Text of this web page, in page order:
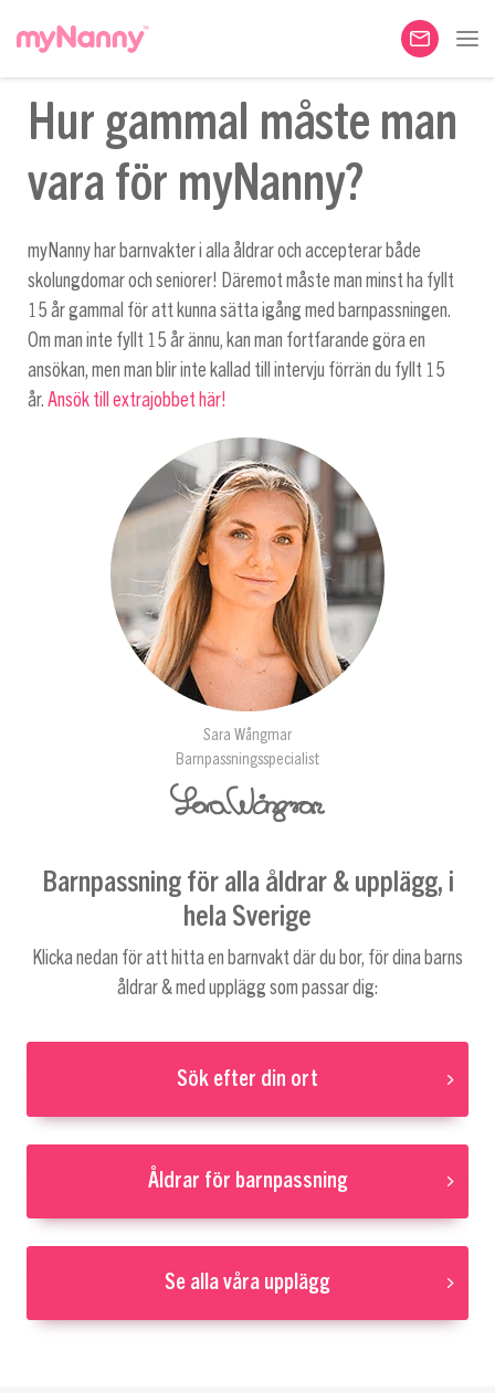
Hur gammal måste man
vara för myNanny?
myNanny har barnvakter i alla åldrar och accepterar både
skolungdomar och seniorer! Däremot måste man minst ha fyllt
15 år gammal för att kunna sätta igång med barnpassningen.
Om man inte fyllt 15 år ännu, kan man fortfarande göra en
ansökan, men man blir inte kallad till intervju förrän du fyllt 15
år. Ansök till extrajobbet här!
Sara Wångmar
Barnpassningsspecialist
Barnpassning för alla åldrar & upplägg, i
hela Sverige
Klicka nedan för att hitta en barnvakt där du bor, för dina barns
åldrar & med upplägg som passar dig:
Sök efter din ort
Åldrar för barnpassning
Se alla våra upplägg